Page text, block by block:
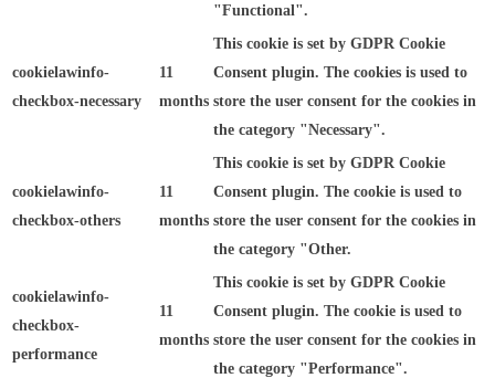
"Functional".
cookielawinfo-
checkbox-necessary
11
months
This cookie is set by GDPR Cookie
Consent plugin. The cookies is used to
store the user consent for the cookies in
the category "Necessary".
cookielawinfo-
checkbox-others
11
months
This cookie is set by GDPR Cookie
Consent plugin. The cookie is used to
store the user consent for the cookies in
the category "Other.
cookielawinfo-
checkbox-
performance
11
months
This cookie is set by GDPR Cookie
Consent plugin. The cookie is used to
store the user consent for the cookies in
the category "Performance".